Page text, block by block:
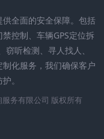
全面的安全保障。包括
控制、车辆GPS定位拆
听检测、寻人找人、
化服务，我们确保客户
。
务有限公司 版权所有